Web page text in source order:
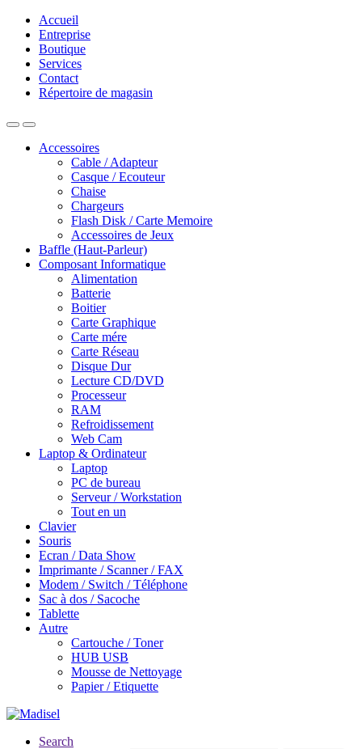
Accueil
Entreprise
Boutique
Services
Contact
Répertoire de magasin
Accessoires
Cable / Adapteur
Casque / Ecouteur
Chaise
Chargeurs
Flash Disk / Carte Memoire
Accessoires de Jeux
Baffle (Haut-Parleur)
Composant Informatique
Alimentation
Batterie
Boitier
Carte Graphique
Carte mére
Carte Réseau
Disque Dur
Lecture CD/DVD
Processeur
RAM
Refroidissement
Web Cam
Laptop & Ordinateur
Laptop
PC de bureau
Serveur / Workstation
Tout en un
Clavier
Souris
Ecran / Data Show
Imprimante / Scanner / FAX
Modem / Switch / Téléphone
Sac à dos / Sacoche
Tablette
Autre
Cartouche / Toner
HUB USB
Mousse de Nettoyage
Papier / Etiquette
Search